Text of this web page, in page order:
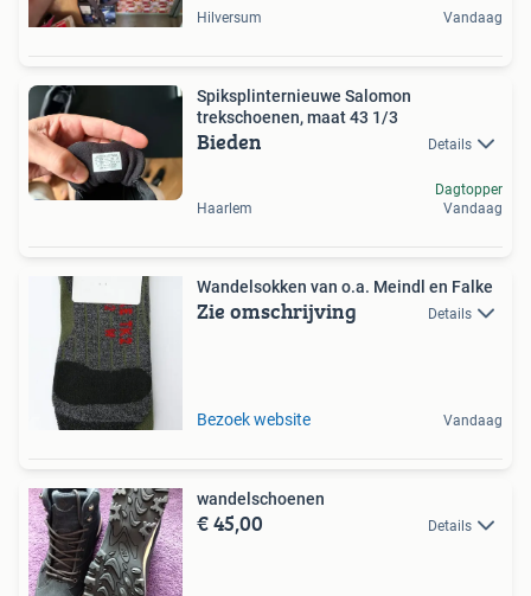
Hilversum Vandaag
Spiksplinternieuwe Salomon
trekschoenen, maat 43 1/3
Bieden Details
Haarlem
Dagtopper
Vandaag
Wandelsokken van o.a. Meindl en Falke
Zie omschrijving Details
Bezoek website Vandaag
wandelschoenen
€ 45,00 Details